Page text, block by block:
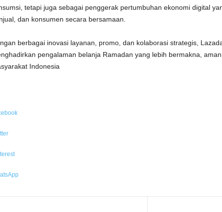
tetapi juga sebagai penggerak pertumbuhan ekonomi digital
dan konsumen secara bersamaan.
berbagai inovasi layanan, promo, dan kolaborasi strategis,
pengalaman belanja Ramadan yang lebih bermakna,
Indonesia